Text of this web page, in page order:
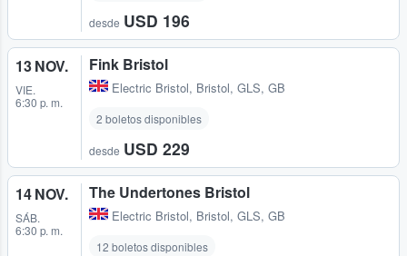
desde USD 196
13 NOV.
VIE.
6:30 p. m.
Fink Bristol
Electric Bristol, Bristol, GLS, GB
2 boletos disponibles
desde USD 229
14 NOV.
SÁB.
6:30 p. m.
The Undertones Bristol
Electric Bristol, Bristol, GLS, GB
12 boletos disponibles